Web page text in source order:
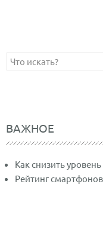
ВАЖНОЕ
Как снизить
Рейтинг